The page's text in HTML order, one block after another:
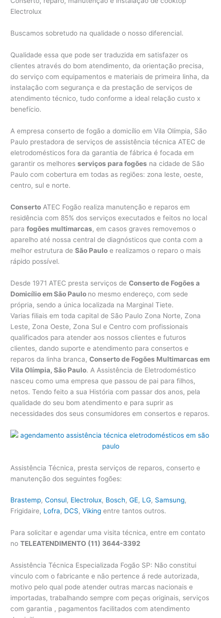
Electrolux
Buscamos sobretudo na qualidade o nosso diferencial.
Qualidade essa que pode ser traduzida em satisfazer os
clientes através do bom atendimento, da orientação precisa,
do serviço com equipamentos e materiais de primeira linha, da
instalação com segurança e da prestação de serviços de
atendimento técnico, tudo conforme a ideal relação custo x
benefício.
A empresa conserto de fogão a domicílio em Vila Olímpia, São
Paulo prestadora de serviços de assistência técnica ATEC de
eletrodomésticos fora da garantia de fábrica é focada em
garantir os melhoresserviços para fogões na cidade de São
Paulo com cobertura em todas as regiões: zona leste, oeste,
centro, sul e norte.
Conserto ATEC Fogão realiza manutenção e reparos em
residência com 85% dos serviços executados e feitos no local
parafogões multimarcas, em casos graves removemos o
aparelho até nossa central de diagnósticos que conta com a
melhor estrutura deSão Paulo e realizamos o reparo o mais
rápido possível.
Desde 1971 ATEC presta serviços deConserto de Fogões a
Domicílio em São Paulo no mesmo endereço, com sede
própria, sendo a única localizada na Marginal Tiete.
Varias filiais em toda capital de São Paulo Zona Norte, Zona
Leste, Zona Oeste, Zona Sul e Centro com profissionais
qualificados para atender aos nossos clientes e futuros
clientes, dando suporte e atendimento para consertos e
reparos da linha branca,Conserto de Fogões Multimarcas em
Vila Olímpia, São Paulo. A Assistência de Eletrodoméstico
nasceu como uma empresa que passou de pai para filhos,
netos. Tendo feito a sua História com passar dos anos, pela
qualidade do seu bom atendimento e para suprir as
necessidades dos seus consumidores em consertos e reparos.
Assistência Técnica, presta serviços de reparos, conserto e
manutenção dos seguintes fogões:
Brastemp,Consul, Electrolux, Bosch,GE, LG, Samsung,
Frigidaire, Lofra, DCS,Viking entre tantos outros.
Para solicitar e agendar uma visita técnica, entre em contato
noTELEATENDIMENTO (11) 3644-3392
Assistência Técnica Especializada Fogão SP: Não constitui
vinculo com o fabricante e não pertence á rede autorizada,
motivo pelo qual pode atender outras marcas nacionais e
importadas, trabalhando sempre com peças originais, serviços
com garantia , pagamentos facilitados com atendimento